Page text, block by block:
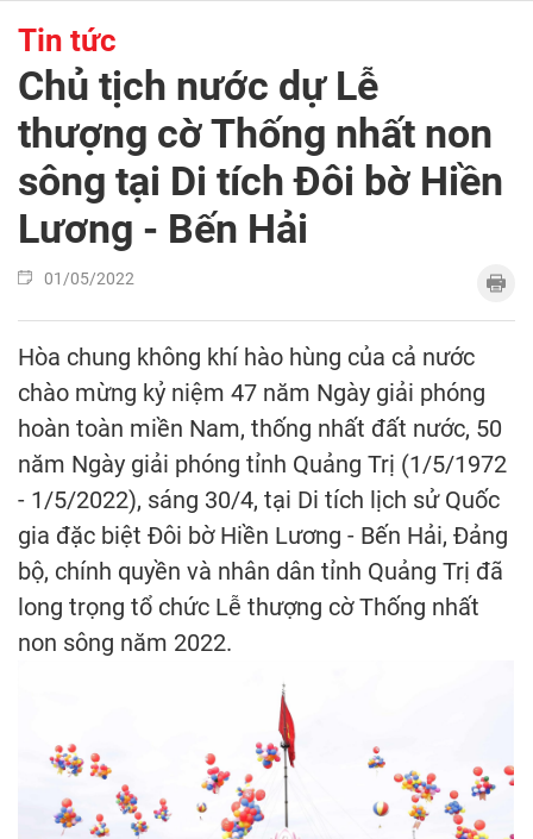
Tin tức
Chủ tịch nước dự Lễ
thượng cờ Thống nhất non
sông tại Di tích Đôi bờ Hiền
Lương - Bến Hải
01/05/2022
Hòa chung không khí hào hùng của cả nước
chào mừng kỷ niệm 47 năm Ngày giải phóng
hoàn toàn miền Nam, thống nhất đất nước, 50
năm Ngày giải phóng tỉnh Quảng Trị (1/5/1972
- 1/5/2022), sáng 30/4, tại Di tích lịch sử Quốc
gia đặc biệt Đôi bờ Hiền Lương - Bến Hải, Đảng
bộ, chính quyền và nhân dân tỉnh Quảng Trị đã
long trọng tổ chức Lễ thượng cờ Thống nhất
non sông năm 2022.